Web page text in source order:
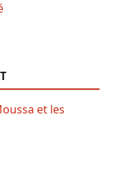
et les